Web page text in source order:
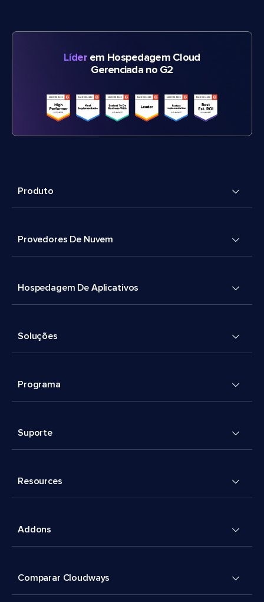
Líderem Hospedagem Cloud
Gerenciada no G2
Produto
Provedores De Nuvem
Hospedagem De Aplicativos
Soluções
Programa
Suporte
Resources
Addons
Comparar Cloudways